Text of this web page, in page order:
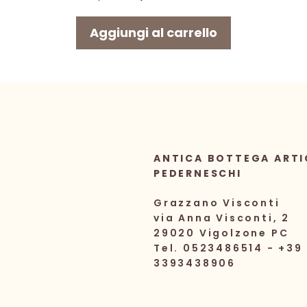
originale
era:
attuale
Aggiungi al carrello
ANTICA BOTTEGA
PEDERNESCHI
Grazzano Visconti
via Anna Visconti, 2
29020 Vigolzone PC
Tel. 0523486514 - +39
3393438906